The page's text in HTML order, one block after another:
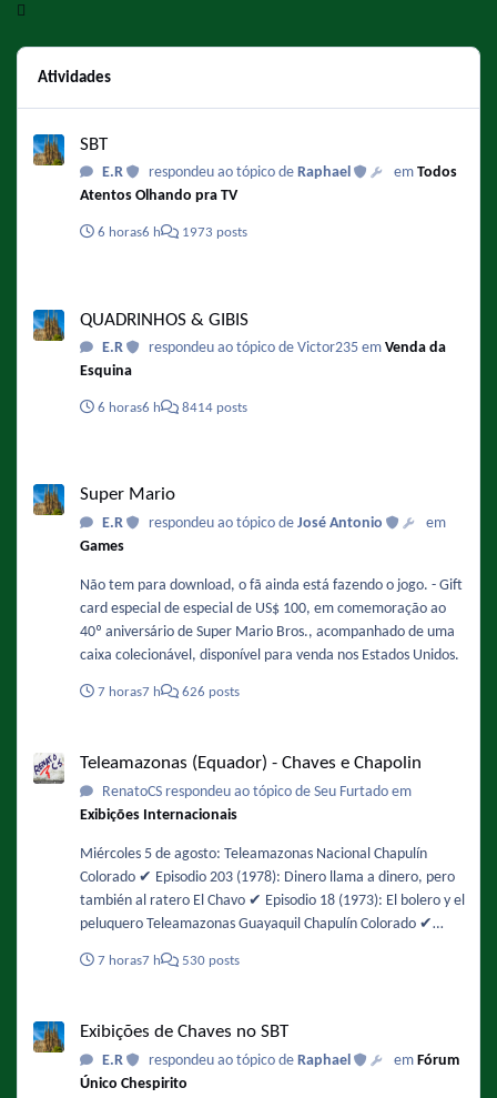
Atividades
SBT
E.R respondeu ao tópico de Raphael emTodos
Atentos Olhando pra TV
6 horas6 h 1973 posts
QUADRINHOS & GIBIS
E.R respondeu ao tópico de Victor235 em Venda da
Esquina
6 horas6 h 8414 posts
Super Mario
E.R respondeu ao tópico de José Antonio
em
Games
Não tem para download, o fã ainda está fazendo o jogo. - Gift
card especial de especial de US$ 100, em comemoração ao
40º aniversário de Super Mario Bros., acompanhado de uma
caixa colecionável, disponível para venda nos Estados Unidos.
7 horas7 h 626 posts
Teleamazonas (Equador) - Chaves e Chapolin
RenatoCS respondeu ao tópico de Seu Furtado em
Exibições Internacionais
Miércoles 5 de agosto: Teleamazonas Nacional Chapulín
Colorado ✔️ Episodio 203 (1978): Dinero llama a dinero, pero
también al ratero El Chavo ✔️ Episodio 18 (1973): El bolero y el
peluquero Teleamazonas Guayaquil Chapulín Colorado ✔️
mismo chapulines con agua, que aguas con los chapulines! El
7 horas7 h 530 posts
Exibições de Chaves no SBT
E.R respondeu ao tópico de Raphael emFórum
Único Chespirito